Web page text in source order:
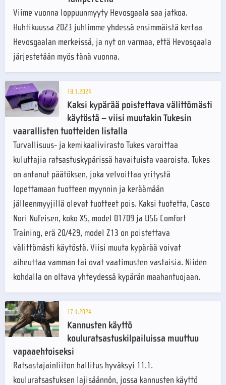
Viime vuonna loppuunmyyty Hevosgaala saa jatkoa.
Huhtikuussa 2023 juhlimme yhdessä ensimmäistä kertaa
Hevosgaalan merkeissä, ja nyt on varmaa, että Hevosgaala
järjestetään myös tänä vuonna.
18.1.2024
Kaksi kypärää poistettava välittömästi
käytöstä – viisi muutakin Tukesin
vaarallisten tuotteiden listalla
Turvallisuus- ja kemikaalivirasto Tukes varoittaa
kuluttajia ratsastuskypärissä havaituista vaaroista. Tukes
on antanut päätöksen, joka velvoittaa yritystä
lopettamaan tuotteen myynnin ja keräämään
jälleenmyyjillä olevat tuotteet pois. Kaksi tuotetta, Casco
Nori Nufeisen, koko XS, model 01709 ja USG Comfort
Training, erä 20/429, model Z13 on poistettava
välittömästi käytöstä. Viisi muuta kypärää voivat
aiheuttaa vamman tai ovat vaatimusten vastaisia. Niiden
kohdalla on oltava yhteydessä kypärän maahantuojaan.
17.1.2024
Kannusten käyttö
kouluratsastuskilpailuissa muuttuu
vapaaehtoiseksi
Ratsastajainliiton hallitus hyväksyi 11.1.
kouluratsastuksen lajisäännön, jossa kannusten käyttö